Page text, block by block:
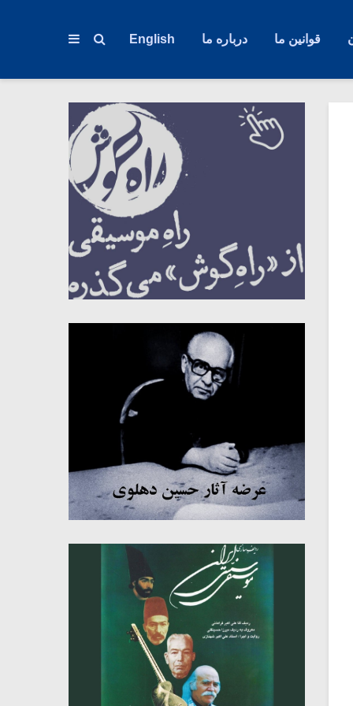
قوانین ما درباره ما English
میکلوش روژا